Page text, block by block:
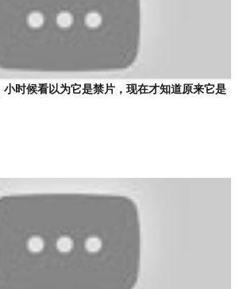
小时候看以为它是禁片，现在才知道原来它是